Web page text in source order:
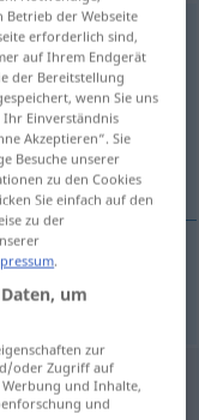
antippen)
der Webseite
erforderlich sind,
auf Ihrem Endgerät
der Bereitstellung
wenn Sie uns
Einverständnis
Akzeptieren“. Sie
Besuche unserer
zu den Cookies
Sie einfach auf den
zu der
.
um
zur
oder Zugriff auf
und Inhalte,
und